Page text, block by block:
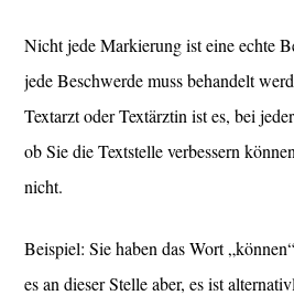
Nicht jede Markierung ist eine echte
jede Beschwerde muss behandelt
Textarzt oder Textärztin ist es, bei
ob Sie die Textstelle verbessern
nicht.
Beispiel: Sie haben das Wort
es an dieser Stelle aber, es ist